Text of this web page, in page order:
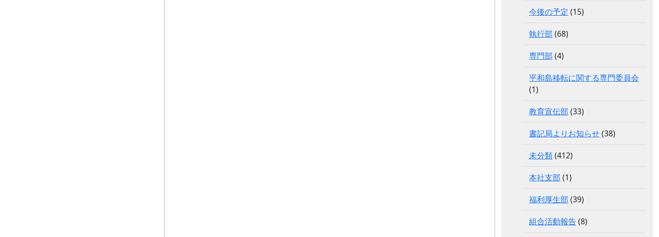
今後の予定 (15)
執行部 (68)
専門部 (4)
平和島移転に関する専門委員会
(1)
教育宣伝部 (33)
書記局よりお知らせ(38)
未分類(412)
本社支部 (1)
福利厚生部 (39)
組合活動報告(8)